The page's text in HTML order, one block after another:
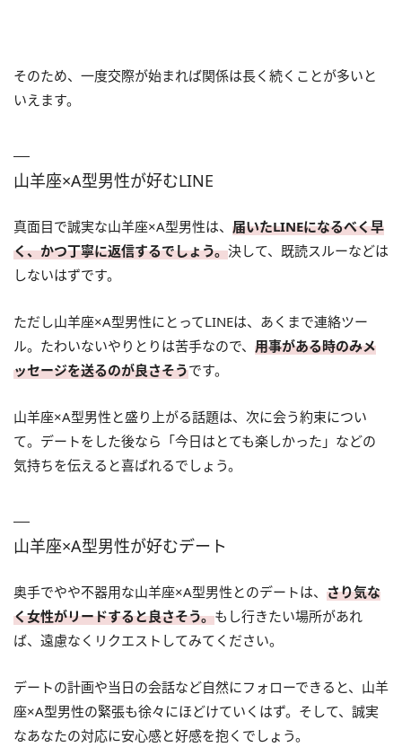
そのため、一度交際が始まれば関係は長く続くことが多いと
いえます。
山羊座×A型男性が好むLINE
真面目で誠実な山羊座×A型男性は、 届いたLINEになるべく早
く、かつ丁寧に返信するでしょう。決して、既読スルーなどは
しないはずです。
ただし山羊座×A型男性にとってLINEは、あくまで連絡ツー
ル。たわいないやりとりは苦手なので、 用事がある時のみメ
ッセージを送るのが良さそうです。
山羊座×A型男性と盛り上がる話題は、次に会う約束につい
て。デートをした後なら「今日はとても楽しかった」などの
気持ちを伝えると喜ばれるでしょう。
山羊座×A型男性が好むデート
奥手でやや不器用な山羊座×A型男性とのデートは、 さり気な
く女性がリードすると良さそう。もし行きたい場所があれ
ば、遠慮なくリクエストしてみてください。
デートの計画や当日の会話など自然にフォローできると、山羊
座×A型男性の緊張も徐々にほどけていくはず。そして、誠実
なあなたの対応に安心感と好感を抱くでしょう。